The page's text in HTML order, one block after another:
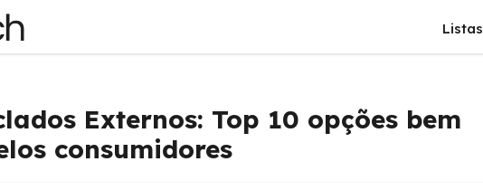
Listas
Externos: Top 10 opções bem
consumidores